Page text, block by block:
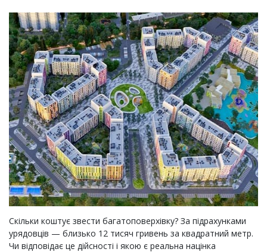
Скільки коштує звести багатоповерхівку? За підрахунками
урядовців — близько 12 тисяч гривень за квадратний метр.
Чи відповідає це дійсності і якою є реальна націнка